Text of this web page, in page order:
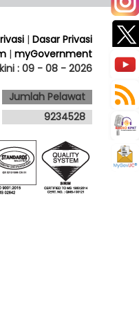
|Dasar Privasi
|myGovernment
:09 - 08 - 2026
Jumlah Pelawat
9234528